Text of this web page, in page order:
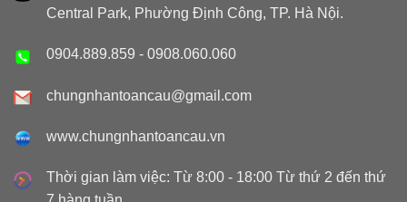
Central Park, Phường Định Công, TP. Hà Nội.
0904.889.859 - 0908.060.060
chungnhantoancau@gmail.com
www.chungnhantoancau.vn
Thời gian làm việc: Từ 8:00 - 18:00 Từ thứ 2 đến thứ